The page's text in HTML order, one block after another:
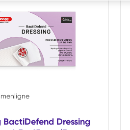
BactiDefend Dressing